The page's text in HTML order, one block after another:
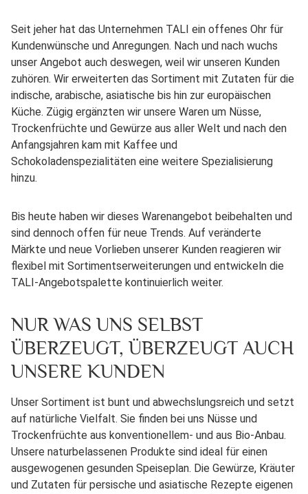
Seit jeher hat das Unternehmen TALI ein offenes Ohr für
Kundenwünsche und Anregungen. Nach und nach wuchs
unser Angebot auch deswegen, weil wir unseren Kunden
zuhören. Wir erweiterten das Sortiment mit Zutaten für die
indische, arabische, asiatische bis hin zur europäischen
Küche. Zügig ergänzten wir unsere Waren um Nüsse,
Trockenfrüchte und Gewürze aus aller Welt und nach den
Anfangsjahren kam mit Kaffee und
Schokoladenspezialitäten eine weitere Spezialisierung
hinzu.
Bis heute haben wir dieses Warenangebot beibehalten und
sind dennoch offen für neue Trends. Auf veränderte
Märkte und neue Vorlieben unserer Kunden reagieren wir
flexibel mit Sortimentserweiterungen und entwickeln die
TALI-Angebotspalette kontinuierlich weiter.
NUR WAS UNS SELBST
ÜBERZEUGT, ÜBERZEUGT AUCH
UNSERE KUNDEN
Unser Sortiment ist bunt und abwechslungsreich und setzt
auf natürliche Vielfalt. Sie finden bei uns Nüsse und
Trockenfrüchte aus konventionellem- und aus Bio-Anbau.
Unsere naturbelassenen Produkte sind ideal für einen
ausgewogenen gesunden Speiseplan. Die Gewürze, Kräuter
und Zutaten für persische und asiatische Rezepte eigenen